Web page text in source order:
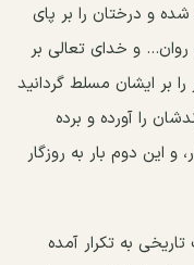
و درختان را بر پای
و خدای تعالی بر
بر ایشان مسلط گردانید
را آورده و برده
و این دوم بار به روزگار
به تکرار آمده